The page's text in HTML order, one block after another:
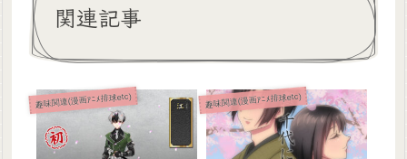
関連記事
趣味関連(漫画ｱﾆﾒ排球etc) 趣味関連(漫画ｱﾆﾒ排球etc)